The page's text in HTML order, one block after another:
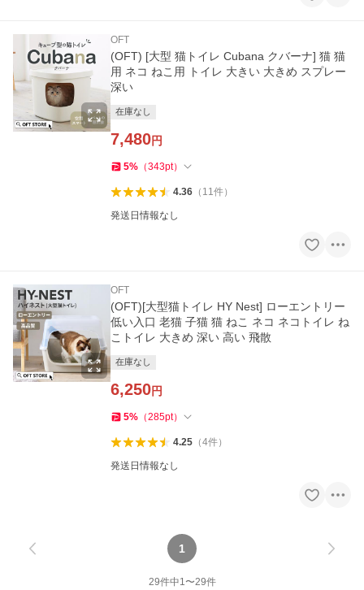
OFT
(OFT) [大型 猫トイレ Cubana クバーナ] 猫 猫
用 ネコ ねこ用 トイレ 大きい 大きめ スプレー
深い
在庫なし
7,480円
5% （343pt）
4.36（ 11件）
発送日情報なし
OFT
(OFT)[大型猫トイレ HY Nest] ローエントリー
低い入口 老猫 子猫 猫 ねこ ネコ ネコトイレ ね
こトイレ 大きめ 深い 高い 飛散
在庫なし
6,250円
5% （285pt）
4.25（4件）
発送日情報なし
1
29件中1〜29件